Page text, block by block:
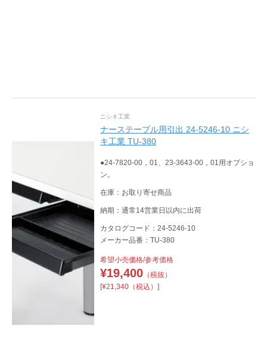
ニシキ工業
ナーステーブル用引出 24-5246-10 ニシ
キ工業 TU-380
●24-7820-00，01、23-3643-00，01用オプショ
ン。
在庫：お取り寄せ商品
納期：通常14営業日以内に出荷
カタログコード：24-5246-10
メーカー品番：TU-380
希望小売価格/参考価格
¥19,400（税抜）
[¥21,340（税込）]